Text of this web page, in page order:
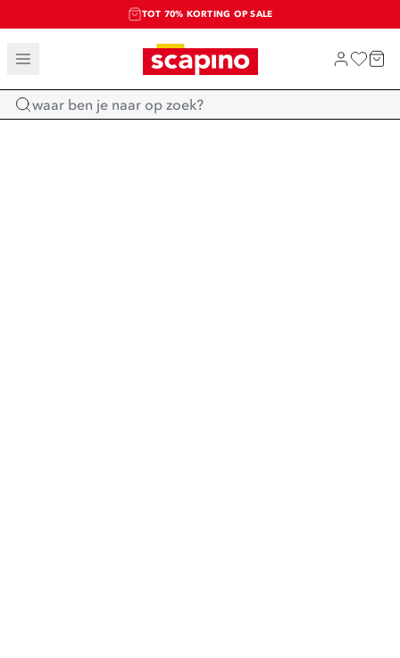
TOT 70% KORTING OP SALE
SALE: LAATSTE KANS!
SHOP NIEUW
Home